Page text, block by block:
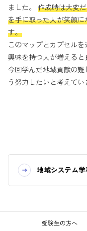
ました。 作成時は大変
を手に取った人が笑顔
す。
このマップとカプセルを
興味を持つ人が増える
今回学んだ地域貢献の
う努力したいと考えてい
地域システム
受験生の方へ